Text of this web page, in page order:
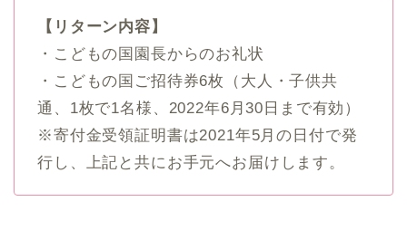
【リターン内容】
・こどもの国園長からのお礼状
・こどもの国ご招待券6枚（大人・子供共
通、1枚で1名様、2022年6月30日まで有効）
※寄付金受領証明書は2021年5月の日付で発
行し、上記と共にお手元へお届けします。